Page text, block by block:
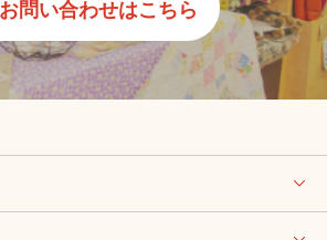
お問い合わせはこちら